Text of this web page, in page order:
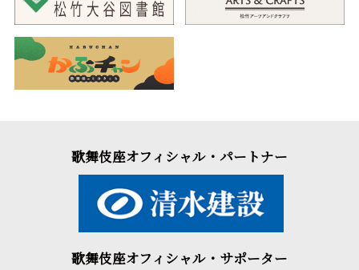
歌舞伎座オフィシャル・パートナー
歌舞伎座オフィシャル・サポーター